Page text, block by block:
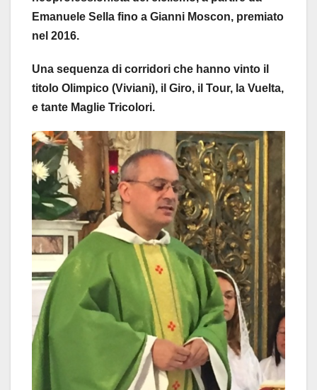
Emanuele Sella fino a Gianni Moscon, premiato
nel 2016.
Una sequenza di corridori che hanno vinto il
titolo Olimpico (Viviani), il Giro, il Tour, la Vuelta,
e tante Maglie Tricolori.